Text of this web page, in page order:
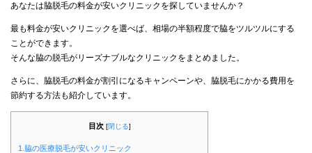
あなたは脇脱毛の料金が安いクリニックを探していませんか？
最も料金が安いクリニックを選べば、相場の半額程度で脇をツルツルにする
ことができます。
そんな脇の脱毛がリーズナブルなクリニックをまとめました。
さらに、脇脱毛の料金が割引になるキャンペーンや、脇脱毛にかかる費用を
節約する方法も紹介しています。
目次 [閉じる]
1.脇の医療脱毛が安いクリニック